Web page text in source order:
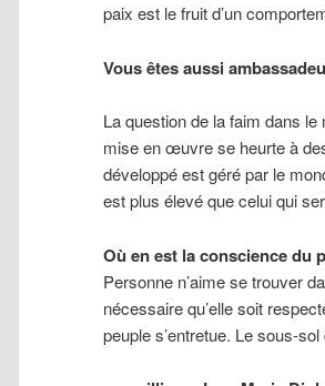
paix est le fruit d’un
Vous êtes aussi
La question de la faim dans
mise en œuvre se heurte à
développé est géré par le
est plus élevé que celui qui
Où en est la conscience du
Personne n’aime se trouver
nécessaire qu’elle soit
peuple s’entretue. Le sous-